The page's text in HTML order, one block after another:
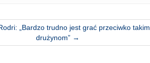
„Bardzo trudno jest grać przeciwko takim
drużynom” →